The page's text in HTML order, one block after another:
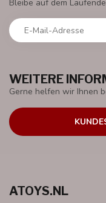
WEITERE
Gerne helfen wir Ihnen
Bleibe auf dem
ATOYS.NL